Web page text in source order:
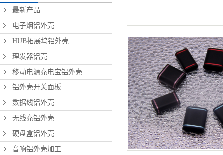
最新产品
电子烟铝外壳
HUB拓展坞铝外壳
理发器铝壳
移动电源充电宝铝外壳
铝外壳开关面板
数据线铝外壳
无线充铝外壳
硬盘盒铝外壳
音响铝外壳加工